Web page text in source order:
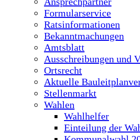
Formularservice
Ratsinformationen
Bekanntmachungen
Amtsblatt
Ausschreibungen und
Ortsrecht
Aktuelle
Stellenmarkt
Wahlen
Wahlhelfer
Einteilung der